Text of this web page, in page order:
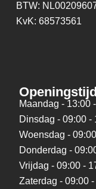
BTW:
KvK: 68573561
Maandag - 13:00
Dinsdag - 09:00 -
Woensdag -
Donderdag -
Vrijdag - 09:00 -
Zaterdag - 09:00